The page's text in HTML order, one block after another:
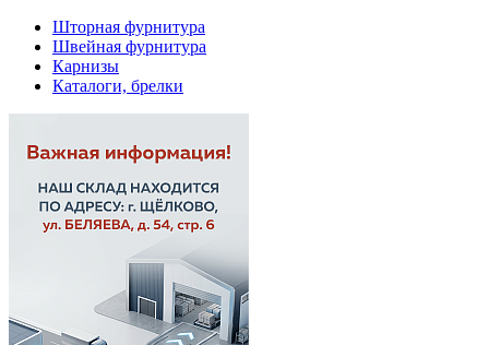
Шторная фурнитура
Швейная фурнитура
Карнизы
Каталоги, брелки